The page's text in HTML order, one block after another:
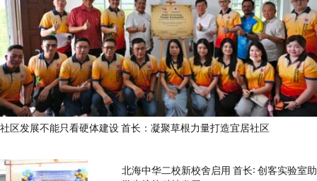
社区发展不能只看硬体建设 首长：凝聚草根力量打造宜居社区
北海中华二校新校舍启用 首长: 创客实验室助